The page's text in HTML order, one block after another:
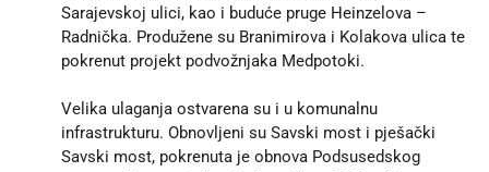
Sarajevskoj ulici, kao i buduće pruge Heinzelova –
Radnička. Produžene su Branimirova i Kolakova ulica te
pokrenut projekt podvožnjaka Medpotoki.
Velika ulaganja ostvarena su i u komunalnu
infrastrukturu. Obnovljeni su Savski most i pješački
Savski most, pokrenuta je obnova Podsusedskog